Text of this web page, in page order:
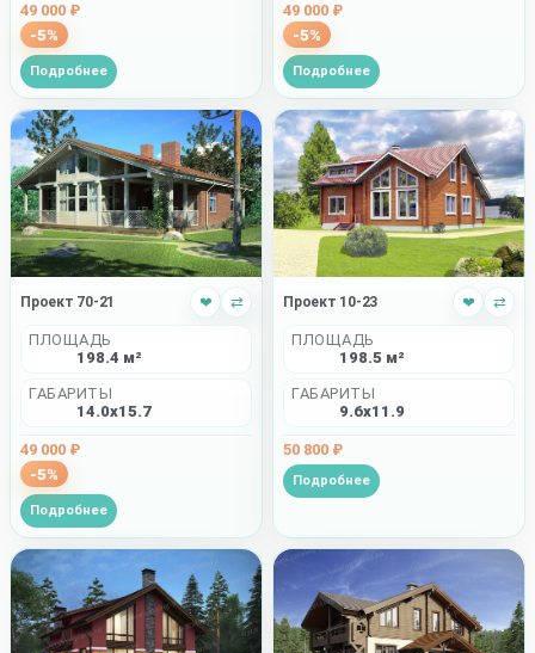
49 000 ₽
-5%
Подробнее
49 000 ₽
-5%
Подробнее
Проект 70-21 ❤ ⇄
ПЛОЩАДЬ
198.4 м²
ГАБАРИТЫ
14.0x15.7
49 000 ₽
-5%
Подробнее
Проект 10-23 ❤ ⇄
ПЛОЩАДЬ
198.5 м²
ГАБАРИТЫ
9.6x11.9
50 800 ₽
Подробнее